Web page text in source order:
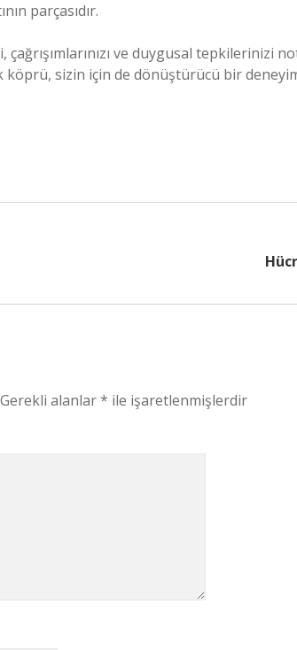
parçasıdır.
ve duygusal tepkilerinizi
köprü, sizin için de dönüştürücü bir
Gerekli alanlar* ile işaretlenmişlerdir